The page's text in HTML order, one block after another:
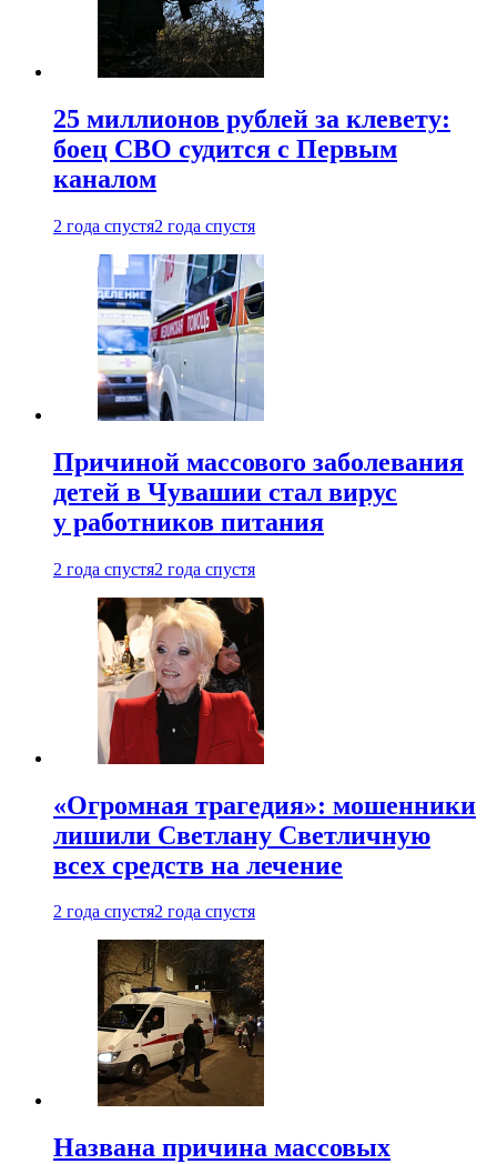
25 миллионов рублей за клевету:
боец СВО судится с Первым
каналом
2 года спустя2 года спустя
Причиной массового заболевания
детей в Чувашии стал вирус
у работников питания
2 года спустя2 года спустя
«Огромная трагедия»: мошенники
лишили Светлану Светличную
всех средств на лечение
2 года спустя2 года спустя
Названа причина массовых